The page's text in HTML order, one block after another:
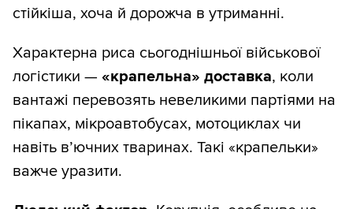
стійкіша, хоча й дорожча в утриманні.
Характерна риса сьогоднішньої військової
логістики — «крапельна» доставка, коли
вантажі перевозять невеликими партіями на
пікапах, мікроавтобусах, мотоциклах чи
навіть в’ючних тваринах. Такі «крапельки»
важче уразити.